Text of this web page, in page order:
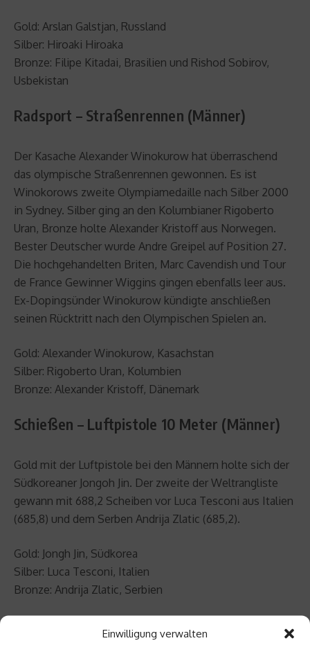
Einwilligung verwalten
Gold: Arslan Galstjan, Russland
Silber: Hiroaki Hiroaka
Bronze: Filipe Kitadai, Brasilien und Rishod Sobirov,
Usbekistan
Radsport – Straßenrennen (Männer)
Der Kasache Alexander Winokurow hat überraschend
das olympische Straßenrennen gewonnen. Es ist
Winokorows zweite Olympiamedaille nach Silber 2000
in Sydney. Silber ging an den Kolumbianer Rigoberto
Uran, Bronze holte Alexander Kristoff aus Norwegen.
Bester Deutscher wurde Andre Greipel auf Position 27.
Die hochgehandelten Briten, Marc Cavendish und Tour
de France Gewinner Wiggins gingen ebenfalls leer aus.
Ex-Dopingsünder Winokurow kündigte anschließen
seinen Rücktritt nach den Olympischen Spielen an.
Gold: Alexander Winokurow, Kasachstan
Silber: Rigoberto Uran, Kolumbien
Bronze: Alexander Kristoff, Dänemark
Schießen – Luftpistole 10 Meter (Männer)
Gold mit der Luftpistole bei den Männern holte sich der
Südkoreaner Jongoh Jin. Der zweite der Weltrangliste
gewann mit 688,2 Scheiben vor Luca Tesconi aus Italien
(685,8) und dem Serben Andrija Zlatic (685,2).
Gold: Jongh Jin, Südkorea
Silber: Luca Tesconi, Italien
Bronze: Andrija Zlatic, Serbien